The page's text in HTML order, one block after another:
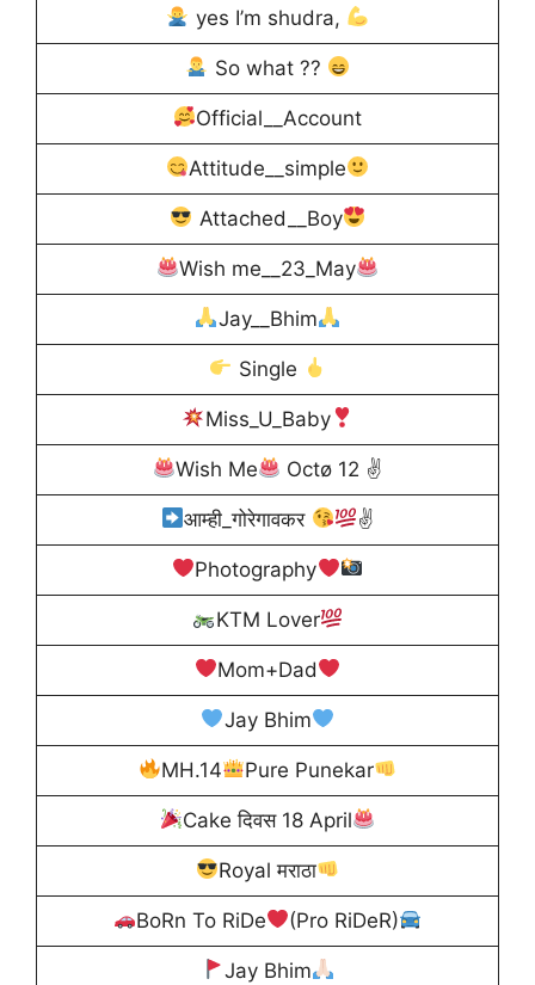
yes I’m shudra,
So what ??
Official__Account
Attitude__simple
Attached__Boy
Wish me__23_May
Jay__Bhim
Single
Miss_U_Baby
Wish Me Octø 12 ✌
आम्ही_गोरेगावकर ✌
Photography
KTM Lover
Mom+Dad
Jay Bhim
MH.14 Pure Punekar
Cake दिवस 18 April
Royal मराठा
BoRn To RiDe (Pro RiDeR)
Jay Bhim